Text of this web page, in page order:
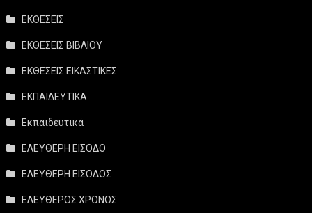
ΕΚΘΕΣΕΙΣ
ΕΚΘΕΣΕΙΣ ΒΙΒΛΙΟΥ
ΕΚΘΕΣΕΙΣ ΕΙΚΑΣΤΙΚΕΣ
ΕΚΠΑΙΔΕΥΤΙΚΑ
Εκπαιδευτικά
ΕΛΕΥΘΕΡΗ ΕΙΣΟΔΟ
ΕΛΕΥΘΕΡΗ ΕΙΣΟΔΟΣ
ΕΛΕΥΘΕΡΟΣ ΧΡΟΝΟΣ